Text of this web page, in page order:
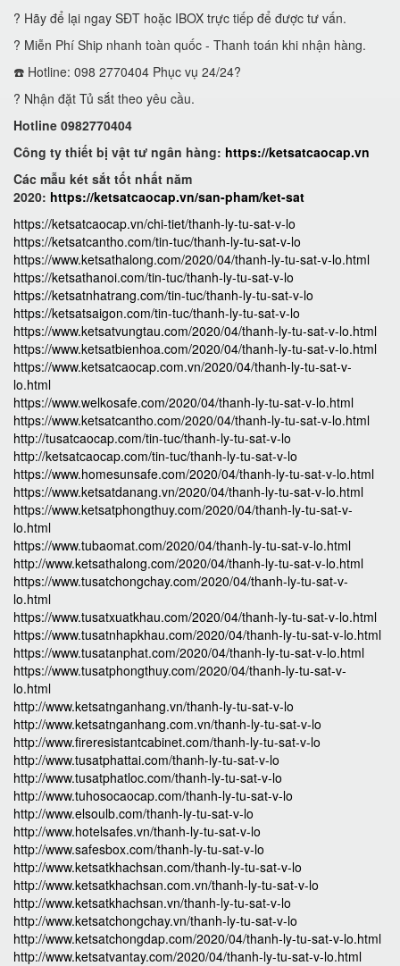
? Hãy để lại ngay SĐT hoặc IBOX trực tiếp để được tư vấn.
? Miễn Phí Ship nhanh toàn quốc - Thanh toán khi nhận hàng.
☎️ Hotline: 098 2770404 Phục vụ 24/24?
? Nhận đặt Tủ sắt theo yêu cầu.
Hotline 0982770404
Công ty thiết bị vật tư ngân hàng: https://ketsatcaocap.vn
Các mẫu két sắt tốt nhất năm
2020: https://ketsatcaocap.vn/san-pham/ket-sat
https://ketsatcaocap.vn/chi-tiet/thanh-ly-tu-sat-v-lo
https://ketsatcantho.com/tin-tuc/thanh-ly-tu-sat-v-lo
https://www.ketsathalong.com/2020/04/thanh-ly-tu-sat-v-lo.html
https://ketsathanoi.com/tin-tuc/thanh-ly-tu-sat-v-lo
https://ketsatnhatrang.com/tin-tuc/thanh-ly-tu-sat-v-lo
https://ketsatsaigon.com/tin-tuc/thanh-ly-tu-sat-v-lo
https://www.ketsatvungtau.com/2020/04/thanh-ly-tu-sat-v-lo.html
https://www.ketsatbienhoa.com/2020/04/thanh-ly-tu-sat-v-lo.html
https://www.ketsatcaocap.com.vn/2020/04/thanh-ly-tu-sat-v-
lo.html
https://www.welkosafe.com/2020/04/thanh-ly-tu-sat-v-lo.html
https://www.ketsatcantho.com/2020/04/thanh-ly-tu-sat-v-lo.html
http://tusatcaocap.com/tin-tuc/thanh-ly-tu-sat-v-lo
http://ketsatcaocap.com/tin-tuc/thanh-ly-tu-sat-v-lo
https://www.homesunsafe.com/2020/04/thanh-ly-tu-sat-v-lo.html
https://www.ketsatdanang.vn/2020/04/thanh-ly-tu-sat-v-lo.html
https://www.ketsatphongthuy.com/2020/04/thanh-ly-tu-sat-v-
lo.html
https://www.tubaomat.com/2020/04/thanh-ly-tu-sat-v-lo.html
http://www.ketsathalong.com/2020/04/thanh-ly-tu-sat-v-lo.html
https://www.tusatchongchay.com/2020/04/thanh-ly-tu-sat-v-
lo.html
https://www.tusatxuatkhau.com/2020/04/thanh-ly-tu-sat-v-lo.html
https://www.tusatnhapkhau.com/2020/04/thanh-ly-tu-sat-v-lo.html
https://www.tusatanphat.com/2020/04/thanh-ly-tu-sat-v-lo.html
https://www.tusatphongthuy.com/2020/04/thanh-ly-tu-sat-v-
lo.html
http://www.ketsatnganhang.vn/thanh-ly-tu-sat-v-lo
http://www.ketsatnganhang.com.vn/thanh-ly-tu-sat-v-lo
http://www.fireresistantcabinet.com/thanh-ly-tu-sat-v-lo
http://www.tusatphattai.com/thanh-ly-tu-sat-v-lo
http://www.tusatphatloc.com/thanh-ly-tu-sat-v-lo
http://www.tuhosocaocap.com/thanh-ly-tu-sat-v-lo
http://www.elsoulb.com/thanh-ly-tu-sat-v-lo
http://www.hotelsafes.vn/thanh-ly-tu-sat-v-lo
http://www.safesbox.com/thanh-ly-tu-sat-v-lo
http://www.ketsatkhachsan.com/thanh-ly-tu-sat-v-lo
http://www.ketsatkhachsan.com.vn/thanh-ly-tu-sat-v-lo
http://www.ketsatkhachsan.vn/thanh-ly-tu-sat-v-lo
http://www.ketsatchongchay.vn/thanh-ly-tu-sat-v-lo
http://www.ketsatchongdap.com/2020/04/thanh-ly-tu-sat-v-lo.html
http://www.ketsatvantay.com/2020/04/thanh-ly-tu-sat-v-lo.html